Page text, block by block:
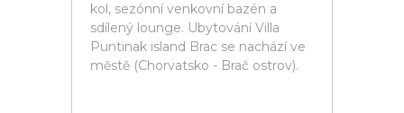
kol, sezónní venkovní bazén a
sdílený lounge. Ubytování Villa
Puntinak island Brac se nachází ve
městě (Chorvatsko - Brač ostrov).